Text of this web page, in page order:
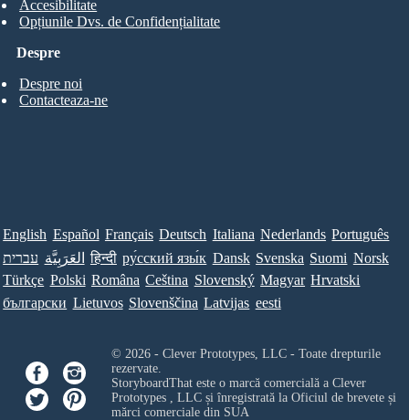
Despre
Despre noi
Contacteaza-ne
Accesibilitate
Opțiunile Dvs. de Confidențialitate
English Español Français Deutsch Italiana Nederlands Português
עברית العَرَبِيَّة हिन्दी ру́сский язы́к Dansk Svenska Suomi Norsk
Türkçe Polski Româna Ceština Slovenský Magyar Hrvatski
български Lietuvos Slovenščina Latvijas eesti
© 2026 - Clever Prototypes, LLC - Toate drepturile
rezervate.
StoryboardThat este o marcă comercială a Clever
Prototypes , LLCși înregistrată la Oficiul de brevete și
mărci comerciale din SUA